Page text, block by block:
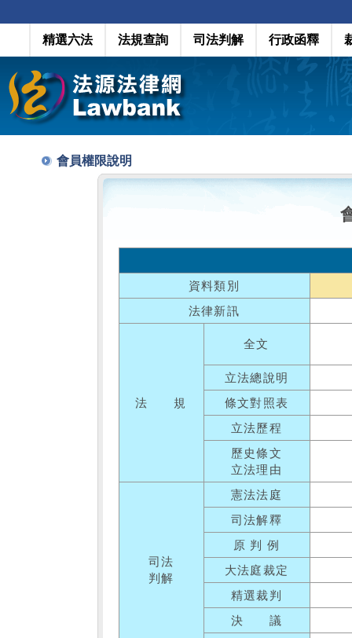
精選六法 法規查詢 司法判解 行政函釋
會員權限說明
資料類別
法律新訊
法 規
全文
立法總說明
條文對照表
立法歷程
歷史條文
立法理由
司法
判解
憲法法庭
司法解釋
原 判 例
大法庭裁定
精選裁判
決 議